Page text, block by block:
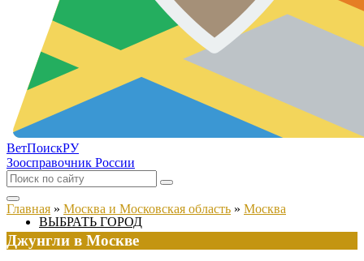
ВетПоискРУ
Зоосправочник России
ВЫБРАТЬ ГОРОД
Главная » Москва и Московская область » Москва
Джунгли в Москве